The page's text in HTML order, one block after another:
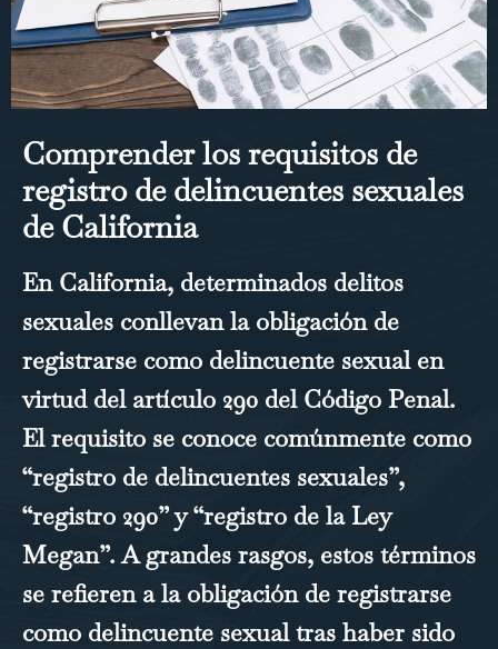
Comprender los requisitos de
registro de delincuentes sexuales
de California
En California, determinados delitos
sexuales conllevan la obligación de
registrarse como delincuente sexual en
virtud del artículo 290 del Código Penal.
El requisito se conoce comúnmente como
“registro de delincuentes sexuales”,
“registro 290” y “registro de la Ley
Megan”. A grandes rasgos, estos términos
se refieren a la obligación de registrarse
como delincuente sexual tras haber sido